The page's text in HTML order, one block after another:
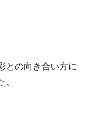
との向き合い方に